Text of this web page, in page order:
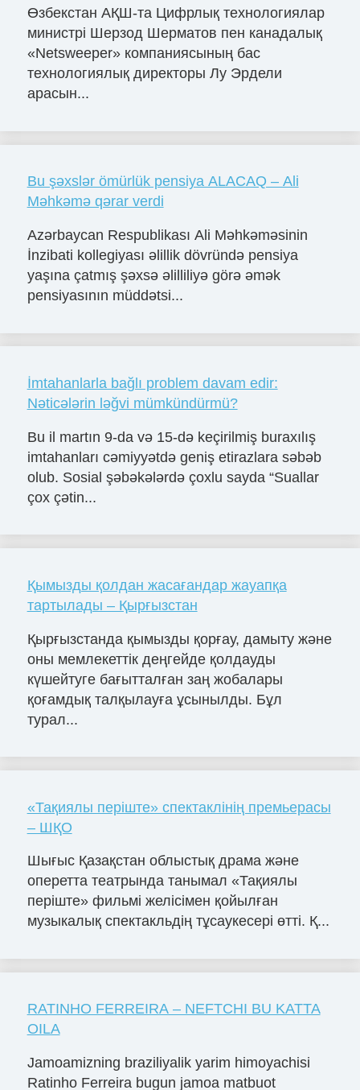
Өзбекстан АҚШ-та Цифрлық технологиялар
министрі Шерзод Шерматов пен канадалық
«Netsweeper» компаниясының бас
технологиялық директоры Лу Эрдели
арасын...
Bu şəxslər ömürlük pensiya ALACAQ – Ali
Məhkəmə qərar verdi
Azərbaycan Respublikası Ali Məhkəməsinin
İnzibati kollegiyası əlillik dövründə pensiya
yaşına çatmış şəxsə əlilliliyə görə əmək
pensiyasının müddətsi...
İmtahanlarla bağlı problem davam edir:
Nəticələrin ləğvi mümkündürmü?
Bu il martın 9-da və 15-də keçirilmiş buraxılış
imtahanları cəmiyyətdə geniş etirazlara səbəb
olub. Sosial şəbəkələrdə çoxlu sayda “Suallar
çox çətin...
Қымызды қолдан жасағандар жауапқа
тартылады – Қырғызстан
Қырғызстанда қымызды қорғау, дамыту және
оны мемлекеттік деңгейде қолдауды
күшейтуге бағытталған заң жобалары
қоғамдық талқылауға ұсынылды. Бұл
турал...
«Тақиялы періште» спектаклінің премьерасы
– ШҚО
Шығыс Қазақстан облыстық драма және
оперетта театрында танымал «Тақиялы
періште» фильмі желісімен қойылған
музыкалық спектакльдің тұсаукесері өтті. Қ...
RATINHO FERREIRA – NEFTCHI BU KATTA
OILA
Jamoamizning braziliyalik yarim himoyachisi
Ratinho Ferreira bugun jamoa matbuot